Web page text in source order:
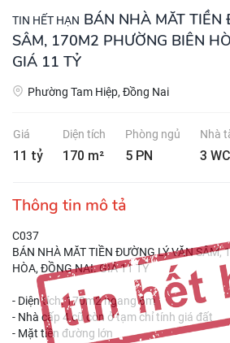
TIN HẾT HẠN BÁN NHÀ MĂT TIỀN
SÂM, 170M2 PHƯỜNG BIÊN
GIÁ 11 TỶ
Phường Tam Hiệp, Đồng Nai
Giá
11 tỷ
Diện tích
170 m²
Phòng ngủ
5 PN
Nhà
3 WC
Thông tin mô tả
C037
BÁN NHÀ MĂT TIỀN ĐƯỜNG LÝ VĂN SÂM,
HÒA, ĐỒNG NAI. GIÁ 11 TỶ
- Diện tích: 170m2 ngang 6m
- Nhà cấp 4 cũ còn ở tạm chỉ tính giá đất
- Mặt tiền đường lớn